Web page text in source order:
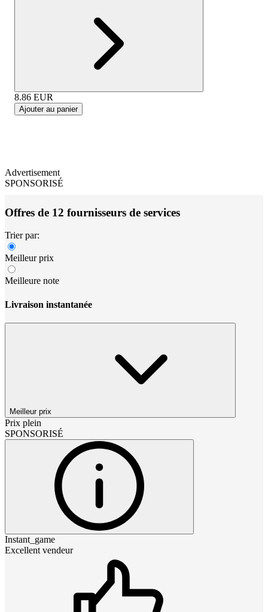
8.86 EUR
Ajouter au panier
Advertisement
SPONSORISÉ
Offres de 12 fournisseurs de services
Trier par:
Meilleur prix
Meilleure note
Livraison instantanée
Meilleur prix
Prix plein
SPONSORISÉ
Instant_game
Excellent vendeur